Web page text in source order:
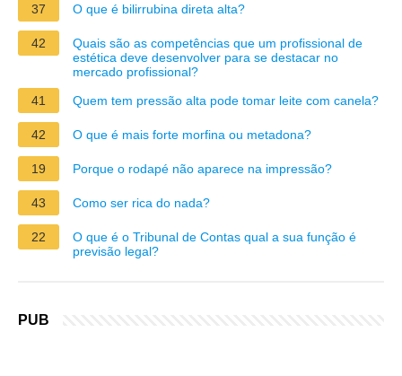
37 O que é bilirrubina direta alta?
42
Quais são as competências que um profissional de
estética deve desenvolver para se destacar no
mercado profissional?
41
Quem tem pressão alta pode tomar leite com canela?
42 O que é mais forte morfina ou metadona?
19 Porque o rodapé não aparece na impressão?
43 Como ser rica do nada?
22
O que é o Tribunal de Contas qual a sua função é
previsão legal?
PUB